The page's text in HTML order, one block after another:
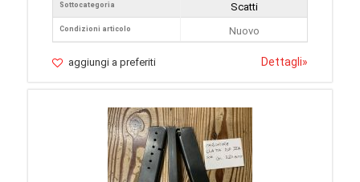
Sottocategoria
Condizioni articolo
Scatti
Nuovo
aggiungi a preferiti Dettagli»